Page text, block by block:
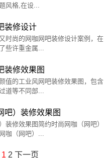
风格,在设...
装修设计
时尚的网咖网吧装修设计案例，在
些许重金属...
装修效果图
值的工业风网吧装修效果图，包含
道等不同部...
吧）装修效果图
装修效果图简约时尚网咖（网吧）
咖（网吧）...
1 2 下一页